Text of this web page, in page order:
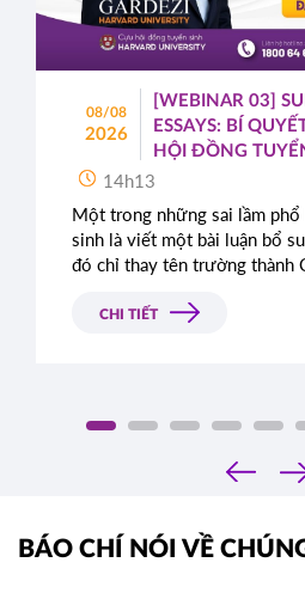
08/08
2026
[WEBINAR 03]
ESSAYS: BÍ
HỘI ĐỒNG
TOP ĐẦU MỸ
14h13
Một trong những sai lầm phổ
sinh là viết một bài luận bổ
đó chỉ thay tên trường thành
CHI TIẾT
‹
›
BÁO CHÍ NÓI VỀ